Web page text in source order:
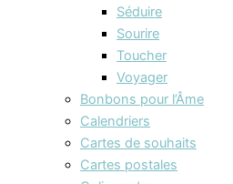
Séduire
Sourire
Toucher
Voyager
Bonbons pour l’Âme
Calendriers
Cartes de souhaits
Cartes postales